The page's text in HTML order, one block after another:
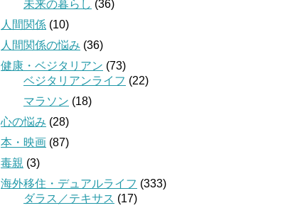
未来の暮らし (36)
人間関係 (10)
人間関係の悩み (36)
健康・ベジタリアン (73)
ベジタリアンライフ (22)
マラソン (18)
心の悩み (28)
本・映画 (87)
毒親 (3)
海外移住・デュアルライフ (333)
ダラス／テキサス (17)